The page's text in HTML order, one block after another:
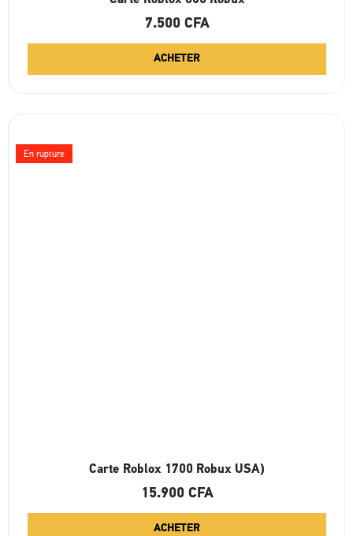
7.500 CFA
ACHETER
Carte Roblox 1700 Robux USA)
En rupture
15.900 CFA
ACHETER